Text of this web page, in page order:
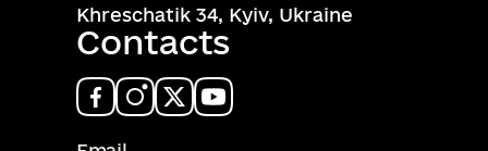
Khreschatik 34, Kyiv, Ukraine
Contacts